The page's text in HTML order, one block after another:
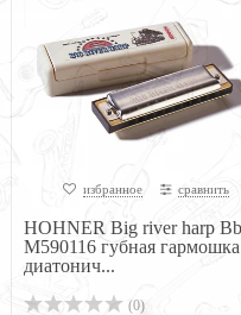
избранное сравнить
HOHNER Big river harp Bb
M590116 губная гармошка
диатонич...
(0)